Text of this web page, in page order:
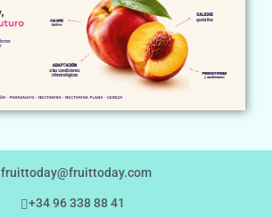
fruittoday@fruittoday.com
+34 96 338 88 41